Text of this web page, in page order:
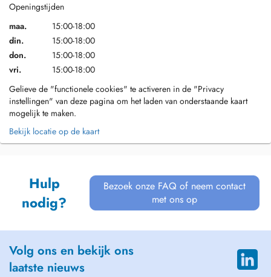
Openingstijden
maa.
15:00-18:00
din.
15:00-18:00
don.
15:00-18:00
vri.
15:00-18:00
Gelieve de "functionele cookies" te activeren in de "Privacy
instellingen" van deze pagina om het laden van onderstaande kaart
mogelijk te maken.
Bekijk locatie op de kaart
Hulp
nodig?
Bezoek onze FAQ of neem contact
met ons op
Volg ons en bekijk ons
laatste nieuws